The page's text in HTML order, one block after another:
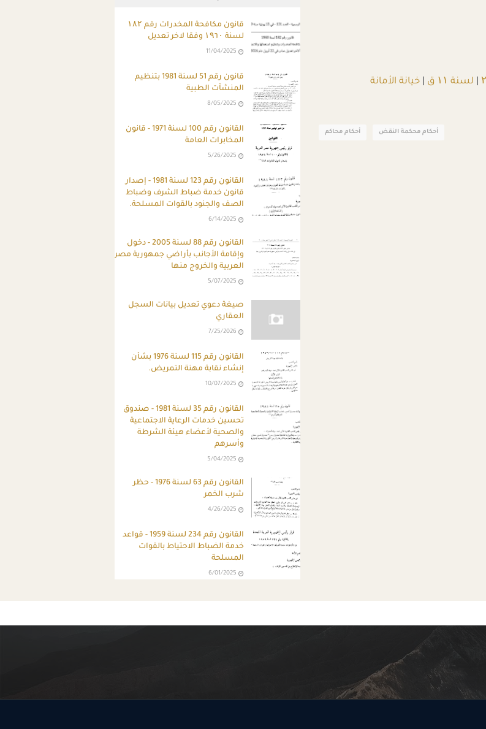
لسنة ۱۱ ق خيانة الأمانة
أحكام محاكم أحكام محكمة النقض
قانون مكافحة المخدرات رقم ۱۸۲
لسنة ۱۹٦۰ وفقا لاخر تعديل
11/04/2025
قانون رقم 51 لسنة 1981 بتنظيم
المنشآت الطبية
8/05/2025
القانون رقم 100 لسنة 1971 - قانون
المخابرات العامة
5/26/2025
ِالقانون رقم 123 لسنة 1981 - إصدار
قانون خدمة ضباط الشرف وضباط
الصف والجنود بالقوات المسلحة.
6/14/2025
القانون رقم 88 لسنة 2005 - دخول
وإقامة الأجانب بأراضي جمهورية مصر
العربية والخروج منها
5/07/2025
صيغة دعوي تعديل بيانات السجل
العقاري
7/25/2026
القانون رقم 115 لسنة 1976 بشأن
إنشاء نقابة مهنة التمريض.
10/07/2025
القانون رقم 35 لسنة 1981 - صندوق
تحسين خدمات الرعاية الاجتماعية
والصحية لأعضاء هيئة الشرطة
وأسرهم
5/04/2025
القانون رقم 63 لسنة 1976 - حظر
شرب الخمر
4/26/2025
القانون رقم 234 لسنة 1959 - قواعد
خدمة الضباط الاحتياط بالقوات
المسلحة
6/01/2025